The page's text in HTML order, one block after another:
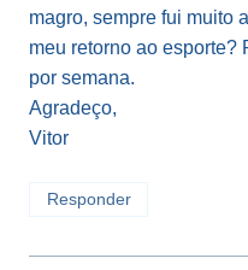
magro, sempre fui muito
meu retorno ao esporte?
por semana.
Agradeço,
Vitor
Responder